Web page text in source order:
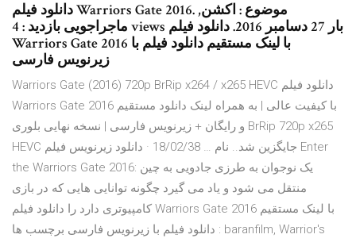
دانلود فیلم Warriors Gate 2016. موضوع : اکشن,
ماجراجویی بازديد : 4 views بار 27 دسامبر 2016. دانلود فیلم
Warriors Gate 2016 با لینک مستقیم دانلود فیلم با
زیرنویس فارسی
Warriors Gate (2016) 720p BrRip x264 / x265 HEVC دانلود فیلم
Warriors Gate 2016 با کیفیت عالی | به همراه لینک دانلود مستقیم
و رایگان + زیرنویس فارسی | نسخه نهایی بلوری BrRip 720p x265
HEVC جایگزین شد.. نام … 18/02/38 · دانلود زیرنویس فیلم Enter
the Warriors Gate 2016: یک نوجوان به طرزی جادویی به چین
منتقل می شود و یاد می گیرد چگونه توانایی هایی که در بازی
کامپیوتری دارد را دانلود فیلم Warriors Gate 2016 با لینک مستقیم
دانلود فیلم با زیرنویس فارسی برچسب ها : baranfilm, Warrior's